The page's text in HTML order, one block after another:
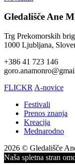
Gledališče Ane
Trg Prekomorskih
1000 Ljubljana,
+386 41 723 146
FLICKR A-novice
Festivali
Prenos znanja
Kreacija
Mednarodno
2026 © Gledališče
Naša spletna stran